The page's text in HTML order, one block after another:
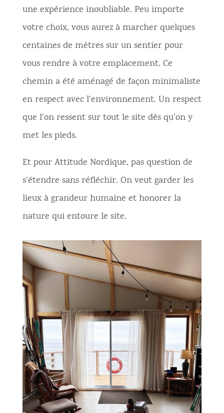
une expérience inoubliable. Peu importe
votre choix, vous aurez à marcher quelques
centaines de mètres sur un sentier pour
vous rendre à votre emplacement. Ce
chemin a été aménagé de façon minimaliste
en respect avec l’environnement. Un respect
que l’on ressent sur tout le site dès qu’on y
met les pieds.
Et pour Attitude Nordique, pas question de
s’étendre sans réfléchir. On veut garder les
lieux à grandeur humaine et honorer la
nature qui entoure le site.